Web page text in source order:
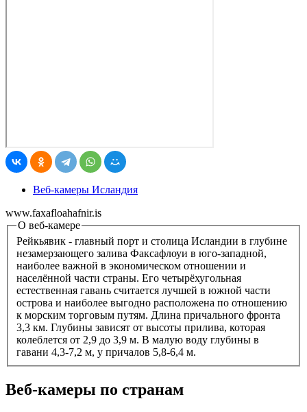
Веб-камеры Исландия
www.faxafloahafnir.is
О веб-камере
Рейкьявик - главный порт и столица Исландии в глубине
незамерзающего залива Факсафлоуи в юго-западной,
наиболее важной в экономическом отношении и
населённой части страны. Его четырёхугольная
естественная гавань считается лучшей в южной части
острова и наиболее выгодно расположена по отношению
к морским торговым путям. Длина причального фронта
3,3 км. Глубины зависят от высоты прилива, которая
колеблется от 2,9 до 3,9 м. В малую воду глубины в
гавани 4,3-7,2 м, у причалов 5,8-6,4 м.
Веб-камеры по странам